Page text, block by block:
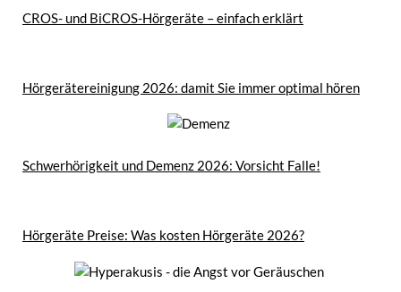
CROS- und BiCROS-Hörgeräte – einfach erklärt
Hörgerätereinigung 2026: damit Sie immer optimal hören
Schwerhörigkeit und Demenz 2026: Vorsicht Falle!
Hörgeräte Preise: Was kosten Hörgeräte 2026?